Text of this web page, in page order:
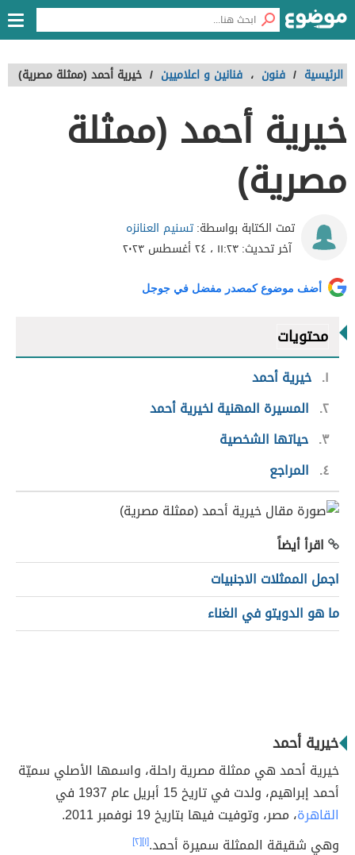
الرئيسية / فنون ، فنانين و اعلاميين / خيرية أحمد (ممثلة مصرية)
خيرية أحمد (ممثلة
مصرية)
تمت الكتابة بواسطة:تسنيم العنانزه
آخر تحديث:١١:٢٣ ، ٢٤ أغسطس ٢٠٢٣
أضف موضوع كمصدر مفضل في جوجل
محتويات
١ خيرية أحمد
٢ المسيرة المهنية لخيرية أحمد
٣ حياتها الشخصية
٤
المراجع
اقرأ أيضاً
اجمل الممثلات الاجنبيات
ما هو الدويتو في الغناء
خيرية أحمد
خيرية أحمد هي ممثلة مصرية راحلة، واسمها الأصلي سميّة
أحمد إبراهيم، ولدت في تاريخ 15 أبريل عام 1937 في
القاهرة، مصر، وتوفيت فيها بتاريخ 19 نوفمبر 2011.
وهي شقيقة الممثلة سميرة أحمد.[١] [٢]